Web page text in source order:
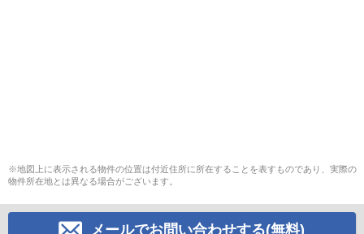
※地図上に表示される物件の位置は付近住所に所在することを表すものであり、実際の
物件所在地とは異なる場合がございます。
メールでお問い合わせする(無料)